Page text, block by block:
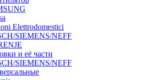
Elettrodomestici
SIEMENS/NEFF
и её части
SIEMENS/NEFF